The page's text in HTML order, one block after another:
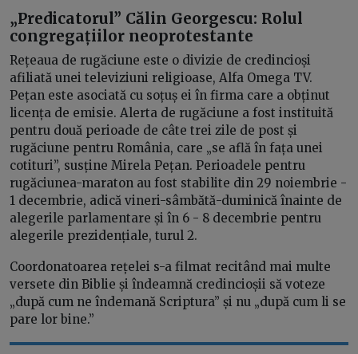
„Predicatorul” Călin Georgescu: Rolul
congregațiilor neoprotestante
Rețeaua de rugăciune este o divizie de credincioși
afiliată unei televiziuni religioase, Alfa Omega TV.
Pețan este asociată cu soțuș ei în firma care a obținut
licența de emisie. Alerta de rugăciune a fost instituită
pentru două perioade de câte trei zile de post și
rugăciune pentru România, care „se află în fața unei
cotituri”, susține Mirela Pețan. Perioadele pentru
rugăciunea-maraton au fost stabilite din 29 noiembrie -
1 decembrie, adică vineri-sâmbătă-duminică înainte de
alegerile parlamentare și în 6 - 8 decembrie pentru
alegerile prezidențiale, turul 2.
Coordonatoarea rețelei s-a filmat recitând mai multe
versete din Biblie și îndeamnă credincioșii să voteze
„după cum ne îndemană Scriptura” și nu „după cum li se
pare lor bine.”